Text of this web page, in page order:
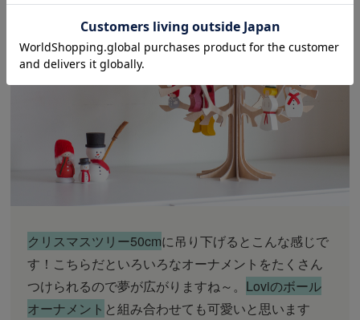
クリスマスツリー50cmに吊り下げるとこんな感じで
す！こちらだといろいろなオーナメントをたくさん
つけられるので夢が広がりますね～。 Loviのボール
オーナメント と組み合わせても可愛いと思います